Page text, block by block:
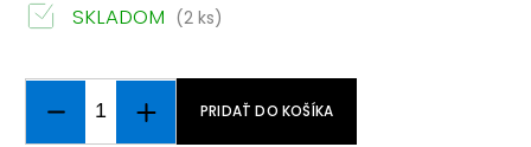
SKLADOM (2 ks)
PRIDAŤ DO KOŠÍKA